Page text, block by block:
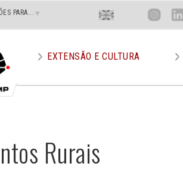
PARA... Menu
Superior
Direito
En Inst Lin
EXTENSÃO E CULTURA
Rurais